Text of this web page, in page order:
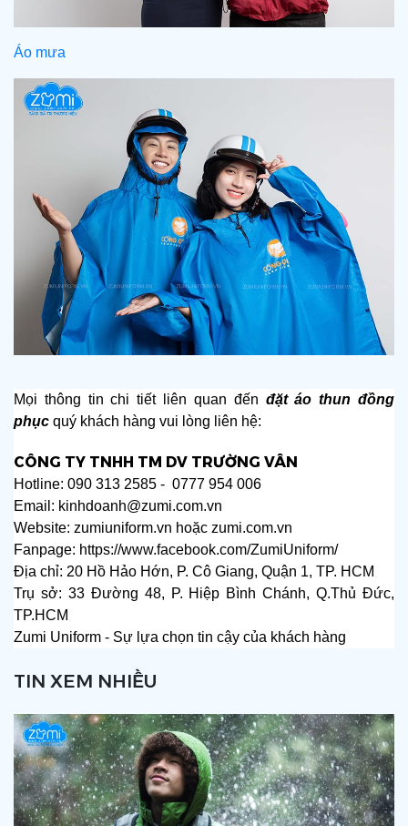
TIN XEM NHIỀU
Áo mưa
Mọi thông tin chi tiết liên quan đến đặt áo thun đồng
phục quý khách hàng vui lòng liên hệ:
CÔNG TY TNHH TM DV TRƯỜNG VÂN
Hotline: 090 313 2585 - 0777 954 006
Email: kinhdoanh@zumi.com.vn
Website: zumiuniform.vn hoặc zumi.com.vn
Fanpage: https://www.facebook.com/ZumiUniform/
Địa chỉ: 20 Hồ Hảo Hớn, P. Cô Giang, Quận 1, TP. HCM
Trụ sở: 33 Đường 48, P. Hiệp Bình Chánh, Q.Thủ Đức,
TP.HCM
Zumi Uniform - Sự lựa chọn tin cậy của khách hàng